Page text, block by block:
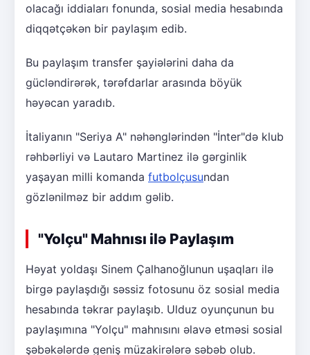
olacağı iddiaları fonunda, sosial media hesabında
diqqətçəkən bir paylaşım edib.
Bu paylaşım transfer şayiələrini daha da
gücləndirərək, tərəfdarlar arasında böyük
həyəcan yaradıb.
İtaliyanın "Seriya A" nəhənglərindən "İnter"də klub
rəhbərliyi və Lautaro Martinez ilə gərginlik
yaşayan milli komanda futbolçusundan
gözlənilməz bir addım gəlib.
"Yolçu" Mahnısı ilə Paylaşım
Həyat yoldaşı Sinem Çalhanoğlunun uşaqları ilə
birgə paylaşdığı səssiz fotosunu öz sosial media
hesabında təkrar paylaşıb. Ulduz oyunçunun bu
paylaşımına "Yolçu" mahnısını əlavə etməsi sosial
şəbəkələrdə geniş müzakirələrə səbəb olub.